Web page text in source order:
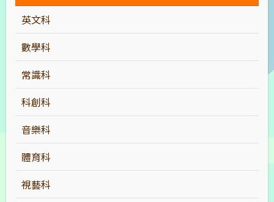
英文科
數學科
常識科
科創科
音樂科
體育科
視藝科